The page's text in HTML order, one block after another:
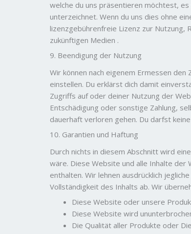
welche du uns präsentieren möchtest,
unterzeichnet. Wenn du uns dies ohne
lizenzgebührenfreie Lizenz zur Nutzung,
zukünftigen Medien .
9. Beendigung der Nutzung
Wir können nach eigenem Ermessen
einstellen. Du erklärst dich damit
Zugriffs auf oder deiner Nutzung der
Entschädigung oder sonstige Zahlung,
dauerhaft verloren gehen. Du darfst
10. Garantien und Haftung
Durch nichts in diesem Abschnitt wird
wäre. Diese Website und alle Inhalte
enthalten. Wir lehnen ausdrücklich
Vollständigkeit des Inhalts ab. Wir
Diese Website oder unsere
Diese Website wird
Die Qualität aller Produkte oder